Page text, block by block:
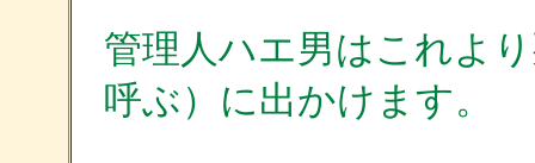
管理人ハエ男はこれよ
呼ぶ）に出かけます。